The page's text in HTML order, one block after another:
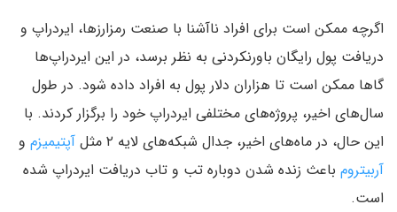
اگرچه ممکن است برای افراد ناآشنا با صنعت رمزارزها، ایردراپ و
دریافت پول رایگان باورنکردنی به نظر برسد، در این ایردراپ‌ها
گاها ممکن است تا هزاران دلار پول به افراد داده شود. در طول
سال‌های اخیر، پروژه‌های مختلفی ایردراپ خود را برگزار کردند. با
این حال، در ماه‌های اخیر، جدال شبکه‌های لایه ۲ مثل
آپتیمیزم و
آربیتروم باعث زنده شدن دوباره تب و تاب دریافت ایردراپ شده
است.